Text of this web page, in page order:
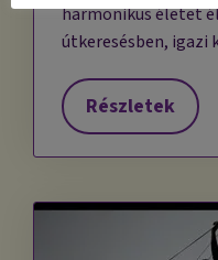
harmonikus életet
útkeresésben, igazi
Részletek